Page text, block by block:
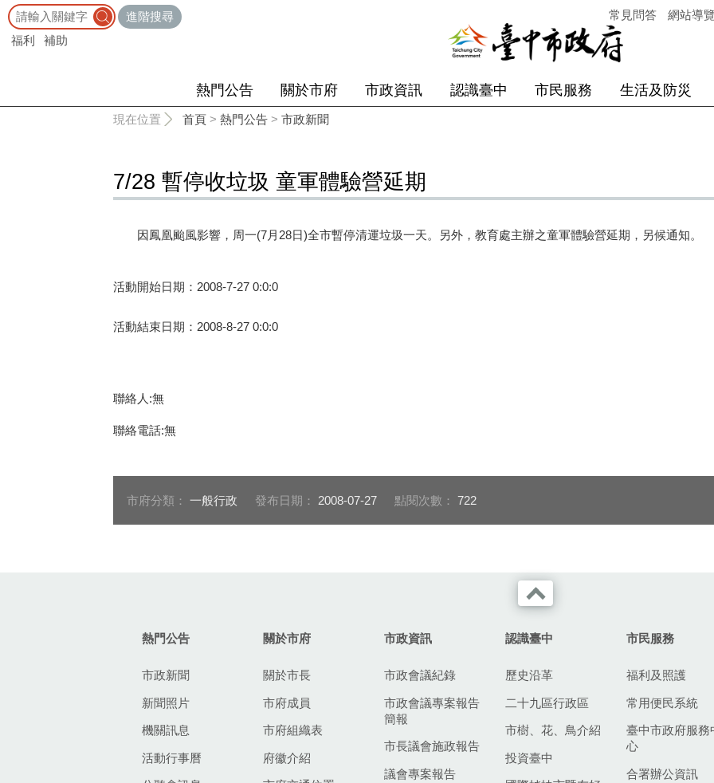
進階搜尋
福利
補助
常見問答 網站導
熱門公告 關於市府 市政資訊 認識臺中 市民服務 生活及防災
現在位置 首頁 > 熱門公告 > 市政新聞
7/28 暫停收垃圾 童軍體驗營延期
因鳳凰颱風影響，周一(7月28日)全市暫停清運垃圾一天。另外，教育處主辦之童軍體驗營延期，另候通知。
活動開始日期：2008-7-27 0:0:0
活動結束日期：2008-8-27 0:0:0
聯絡人:無
聯絡電話:無
市府分類： 一般行政 發布日期： 2008-07-27 點閱次數： 722
熱門公告
市政新聞
新聞照片
機關訊息
活動行事曆
關於市府
關於市長
市府成員
市府組織表
府徽介紹
市政資訊
市政會議紀錄
市政會議專案報告
簡報
市長議會施政報告
議會專案報告
認識臺中
歷史沿革
二十九區行政區
市樹、花、鳥介紹
投資臺中
市民服務
福利及照護
常用便民系統
臺中市政府服務
心
合署辦公資訊